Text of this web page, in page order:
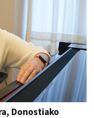
Donostiako